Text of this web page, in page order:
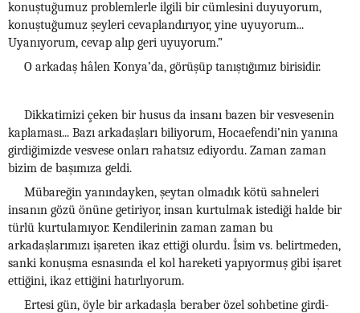
konuştuğumuz problemlerle ilgili bir cümlesini duyuyorum,
konuştuğumuz şeyleri cevaplandırıyor, yine uyuyorum...
Uyanıyorum, cevap alıp geri uyuyorum.”
O arkadaş hâlen Konya’da, görüşüp tanıştığımız birisidir.
Dikkatimizi çeken bir husus da insanı bazen bir vesvesenin
kaplaması... Bazı arkadaşları biliyorum, Hocaefendi’nin yanına
girdiğimizde vesvese onları rahatsız ediyordu. Zaman zaman
bizim de başımıza geldi.
Mübareğin yanındayken, şeytan olmadık kötü sahneleri
insanın gözü önüne getiriyor, insan kurtulmak istediği halde bir
türlü kurtulamıyor. Kendilerinin zaman zaman bu
arkadaşlarımızı işareten ikaz ettiği olurdu. İsim vs. belirtmeden,
sanki konuşma esnasında el kol hareketi yapıyormuş gibi işaret
ettiğini, ikaz ettiğini hatırlıyorum.
Ertesi gün, öyle bir arkadaşla beraber özel sohbetine girdi-